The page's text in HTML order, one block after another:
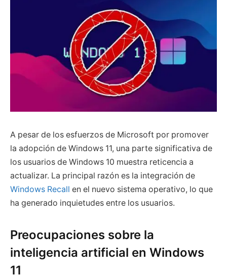
A pesar de los esfuerzos de Microsoft por promover
la adopción de Windows 11, una parte significativa de
los usuarios de Windows 10 muestra reticencia a
actualizar. La principal razón es la integración de
Windows Recall en el nuevo sistema operativo, lo que
ha generado inquietudes entre los usuarios.
Preocupaciones sobre la
inteligencia artificial en Windows
11